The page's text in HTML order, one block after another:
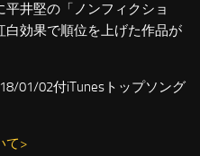
井堅の「ノンフィクショ
白効果で順位を上げた作品が
01/02付iTunesトップソング
て>